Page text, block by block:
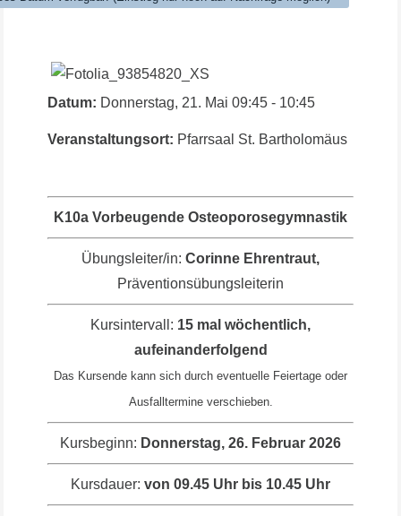
Datum: Donnerstag, 21. Mai 09:45 - 10:45
Veranstaltungsort: Pfarrsaal St. Bartholomäus
K10a Vorbeugende Osteoporosegymnastik
Übungsleiter/in: Corinne Ehrentraut,
Präventionsübungsleiterin
Kursintervall: 15 mal wöchentlich,
aufeinanderfolgend
Das Kursende kann sich durch eventuelle Feiertage oder
Ausfalltermine verschieben.
Kursbeginn: Donnerstag, 26. Februar 2026
Kursdauer: von 09.45 Uhr bis 10.45 Uhr